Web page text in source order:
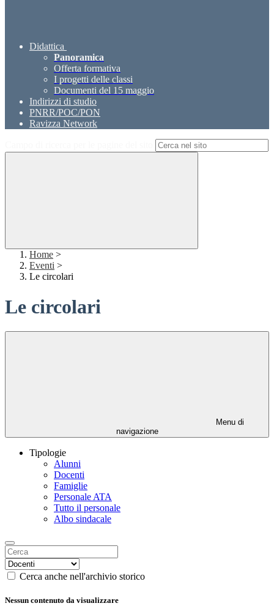
Didattica
Panoramica
Offerta formativa
I progetti delle classi
Documenti del 15 maggio
Indirizzi di studio
PNRR/POC/PON
Ravizza Network
Home >
Eventi >
Le circolari
Le circolari
Menu di
navigazione
Tipologie
Alunni
Docenti
Famiglie
Personale ATA
Tutto il personale
Albo sindacale
Cerca anche nell'archivio storico
Nessun contenuto da visualizzare